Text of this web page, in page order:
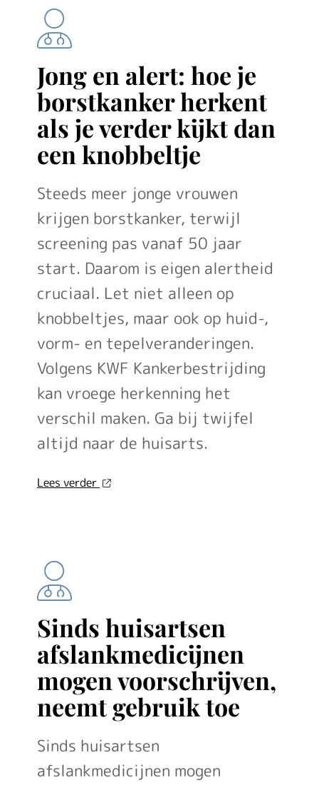
Jong en alert: hoe je
borstkanker herkent
als je verder kijkt dan
een knobbeltje
Steeds meer jonge vrouwen
krijgen borstkanker, terwijl
screening pas vanaf 50 jaar
start. Daarom is eigen alertheid
cruciaal. Let niet alleen op
knobbeltjes, maar ook op huid-,
vorm- en tepelveranderingen.
Volgens KWF Kankerbestrijding
kan vroege herkenning het
verschil maken. Ga bij twijfel
altijd naar de huisarts.
Lees verder over
verder
kijkt
dan
een
knobbeltje'
Gez
Sinds huisartsen
afslankmedicijnen
mogen voorschrijven,
neemt gebruik toe
Sinds huisartsen
afslankmedicijnen mogen